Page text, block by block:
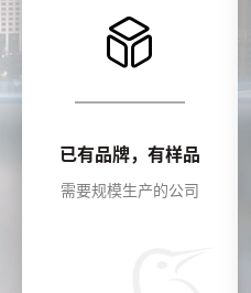
已有品牌，有样品
需要规模生产的公司